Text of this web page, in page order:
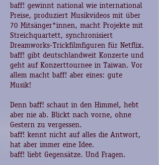
baff! gewinnt national wie international
Preise, produziert Musikvideos mit über
70 Mitsänger*innen, macht Projekte mit
Streichquartett, synchronisiert
Dreamworks-Trickfilmfiguren für Netflix.
baff! gibt deutschlandweit Konzerte und
geht auf Konzerttournee in Taiwan. Vor
allem macht baff! aber eines: gute
Musik!
Denn baff! schaut in den Himmel, hebt
aber nie ab. Blickt nach vorne, ohne
Gestern zu vergessen.
baff! kennt nicht auf alles die Antwort,
hat aber immer eine Idee.
baff! liebt Gegensätze. Und Fragen.